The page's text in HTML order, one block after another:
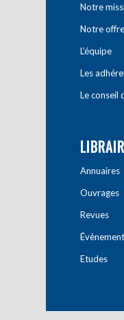
Notre
Notre offre
L’équipe
Les
Le conseil
Annuaires
Ouvrages
Revues
Etudes